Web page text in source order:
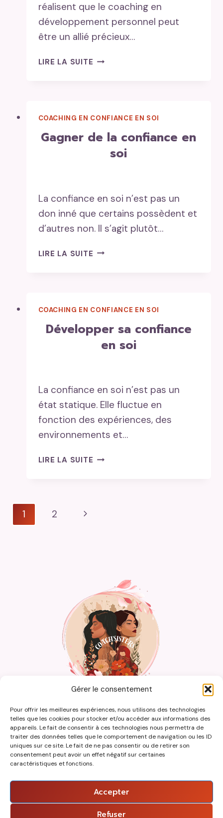
Gérer le consentement
Pour offrir les meilleures expériences, nous utilisons des technologies
telles que les cookies pour stocker et/ou accéder aux informations des
appareils. Le fait de consentir à ces technologies nous permettra de
traiter des données telles que le comportement de navigation ou les ID
uniques sur ce site. Le fait de ne pas consentir ou de retirer son
consentement peut avoir un effet négatif sur certaines
caractéristiques et fonctions.
Accepter
Refuser
réalisent que le coaching en
développement personnel peut
être un allié précieux…
LIRE LA SUITE COACHING
OU
À
DISTANCE
COACHING EN CONFIANCE EN SOI
gagner de la confiance en
soi
La confiance en soi n’est pas un
don inné que certains possèdent et
d’autres non. Il s’agit plutôt…
LIRE LA SUITE GAGNER
SOI
COACHING EN CONFIANCE EN SOI
développer sa confiance
en soi
La confiance en soi n’est pas un
état statique. Elle fluctue en
fonction des expériences, des
environnements et…
LIRE LA SUITE DÉVELOPPER
1 2
Page
accueil
pourquoi nous consulter
ce qu’il faut savoir
blog
© 2026 Coach Sisters Product by Click One